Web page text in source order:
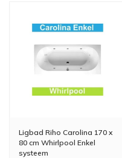
Ligbad Riho Carolina 170 x
80 cm Whirlpool Enkel
systeem